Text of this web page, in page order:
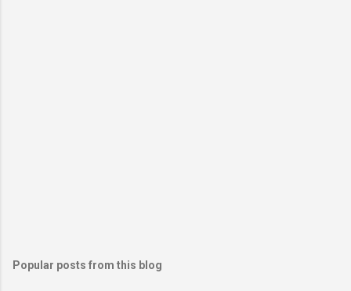
Popular posts from this blog